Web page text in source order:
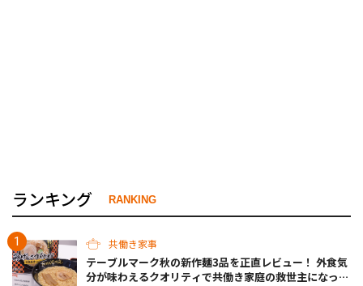
ランキング RANKING
共働き家事
テーブルマーク秋の新作麺3品を正直レビュー！ 外食気
分が味わえるクオリティで共働き家庭の救世主になって